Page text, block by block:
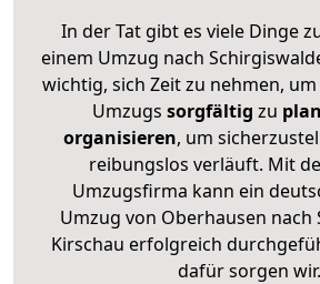
In der Tat gibt es viele Dinge
einem Umzug nach
wichtig, sich Zeit zu nehmen,
Umzugs sorgfältig zu
organisieren, um
reibungslos verläuft. Mit
Umzugsfirma kann ein
Umzug von Oberhausen nach
Kirschau erfolgreich
dafür sorgen wir.